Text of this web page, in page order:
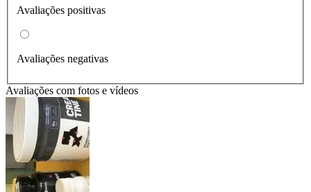
Avaliações positivas
Avaliações negativas
Avaliações com fotos e vídeos